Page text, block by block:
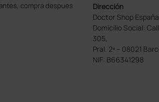
compra despues
Dirección
Doctor Shop
Domicilio Social:
305,
Pral. 2ª – 08021
NIF: B66341298